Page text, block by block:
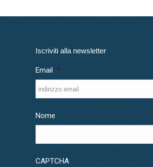
Iscriviti alla newsletter
Email *
Nome
CAPTCHA